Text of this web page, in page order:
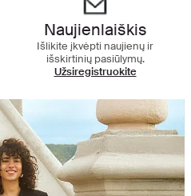
Naujienlaiškis
Išlikite įkvėpti naujienų ir
išskirtinių pasiūlymų.
Užsiregistruokite